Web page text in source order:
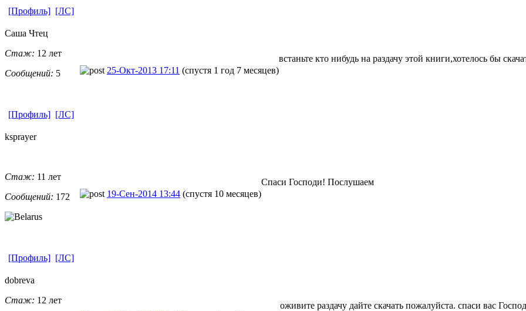
[Профиль] [ЛС]
Саша Чтец
Стаж: 12 лет
Сообщений: 5 25-Окт-2013 17:11 (спустя 1 год 7 месяцев)
встаньте кто нибудь на раздачу этой книги,хотелось бы
[Профиль] [ЛС]
ksprayer
Стаж: 11 лет
Сообщений: 172 19-Сен-2014 13:44 (спустя 10 месяцев)
Спаси Господи! Послушаем
[Профиль] [ЛС]
dobreva
Стаж: 12 лет
оживите раздачу дайте скачать пожалуйста. спаси вас